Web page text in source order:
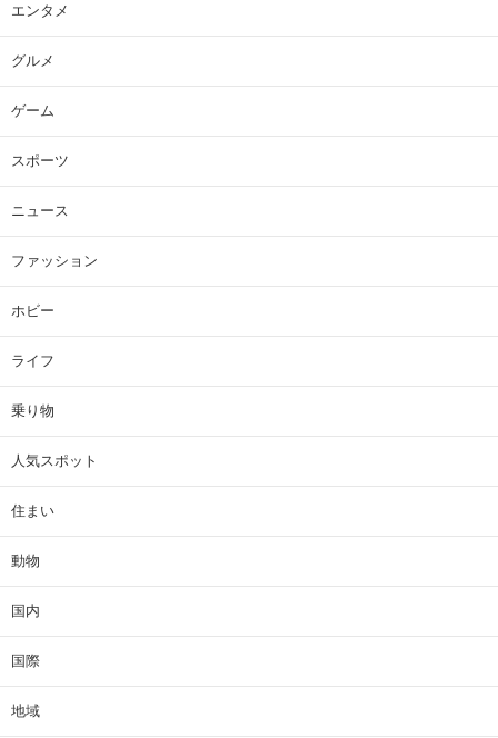
エンタメ
グルメ
ゲーム
スポーツ
ニュース
ファッション
ホビー
ライフ
乗り物
人気スポット
住まい
動物
国内
国際
地域